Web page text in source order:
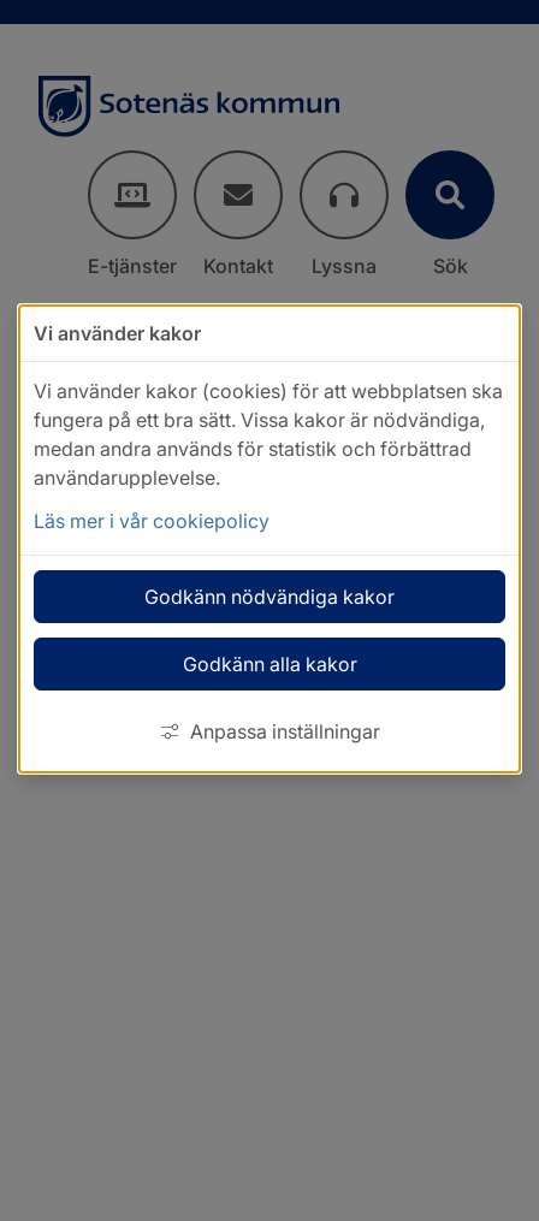
E-tjänster Kontakt Lyssna Sök
Vi använder kakor
Vi använder kakor (cookies) för att webbplatsen ska
fungera på ett bra sätt. Vissa kakor är nödvändiga,
medan andra används för statistik och förbättrad
användarupplevelse.
Läs mer i vår cookiepolicy
Godkänn nödvändiga kakor
Godkänn alla kakor
Anpassa inställningar